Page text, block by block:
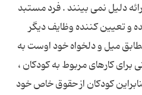
دلیل نمی بینند . فرد مستبد
و تعیین كننده وظایف دیگر
میل و دلخواه خود اوست به
كارهای مربوط به كودكان ،
كودكان از حقوق خاص خود